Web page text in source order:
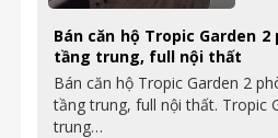
Bán căn hộ Tropic Garden
tầng trung, full nội thất
Bán căn hộ Tropic Garden 2
tầng trung, full nội thất. Tropic
trung…